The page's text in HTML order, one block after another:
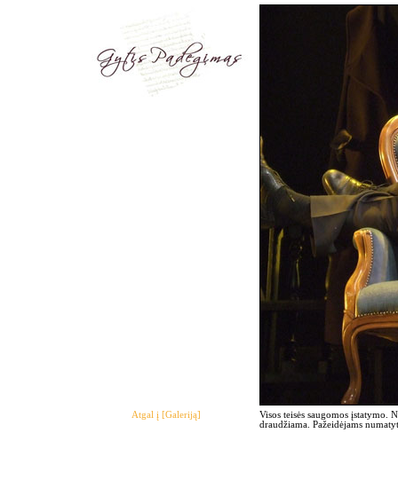
Atgal į [Galeriją]
Visos teisės saugomos
draudžiama. Pažeidėjams